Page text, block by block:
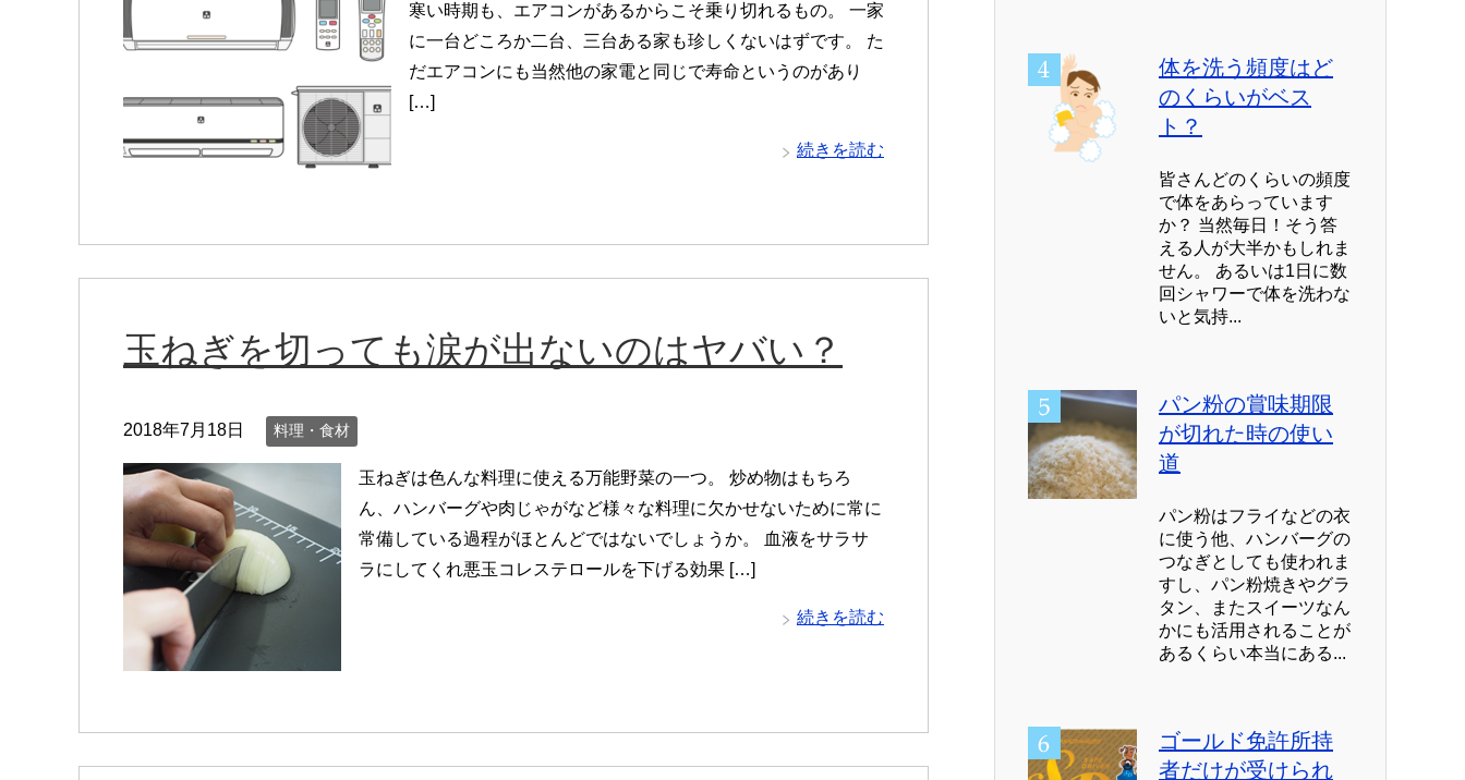
寒い時期も、エアコンがあるからこそ乗り切れるもの。 一家
に一台どころか二台、三台ある家も珍しくないはずです。 た
だエアコンにも当然他の家電と同じで寿命というのがあり
[…]
続きを読む
玉ねぎを切っても涙が出ないのはヤバい？
2018年7月18日 料理・食材
玉ねぎは色んな料理に使える万能野菜の一つ。 炒め物はもちろ
ん、ハンバーグや肉じゃがなど様々な料理に欠かせないために常に
常備している過程がほとんどではないでしょうか。 血液をサラサ
ラにしてくれ悪玉コレステロールを下げる効果 […]
続きを読む
体を洗う頻度はど
のくらいがベス
ト？
皆さんどのくらいの頻度
で体をあらっています
か？ 当然毎日！そう答
える人が大半かもしれま
せん。 あるいは1日に数
回シャワーで体を洗わな
いと気持...
パン粉の賞味期限
が切れた時の使い
道
パン粉はフライなどの衣
に使う他、ハンバーグの
つなぎとしても使われま
すし、パン粉焼きやグラ
タン、またスイーツなん
かにも活用されることが
あるくらい本当にある...
ゴールド免許所持
者だけが受けられ